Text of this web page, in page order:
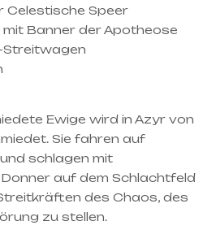
Celestische Speer
mit Banner der Apotheose
Streitwagen
Ewige wird in Azyr von
Sie fahren auf
schlagen mit
auf dem Schlachtfeld
des Chaos, des
zu stellen.